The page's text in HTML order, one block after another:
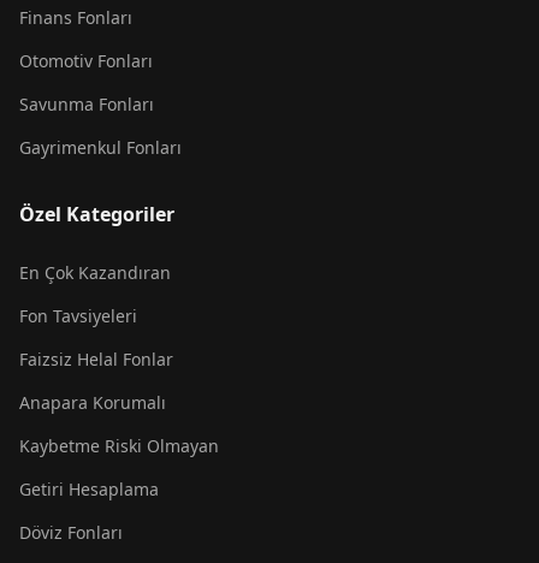
Finans Fonları
Otomotiv Fonları
Savunma Fonları
Gayrimenkul Fonları
Özel Kategoriler
En Çok Kazandıran
Fon Tavsiyeleri
Faizsiz Helal Fonlar
Anapara Korumalı
Kaybetme Riski Olmayan
Getiri Hesaplama
Döviz Fonları